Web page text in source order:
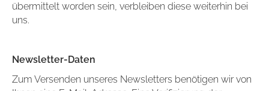
übermittelt worden sein, verbleiben diese weiterhin bei
uns.
Newsletter-Daten
Zum Versenden unseres Newsletters benötigen wir von